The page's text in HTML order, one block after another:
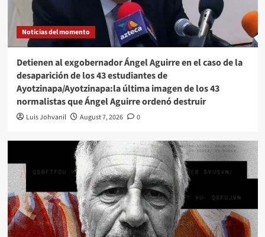
Noticias del momento
Detienen al exgobernador Ángel Aguirre en el caso de la
desaparición de los 43 estudiantes de
Ayotzinapa/Ayotzinapa:la última imagen de los 43
normalistas que Ángel Aguirre ordenó destruir
Luis Johvanil August 7, 2026 0